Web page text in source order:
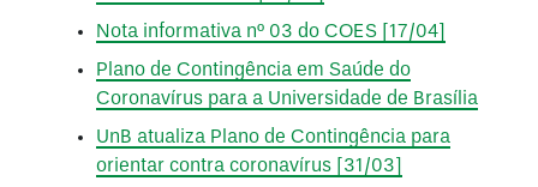
Nota informativa nº 03 do COES [17/04]
Plano de Contingência em Saúde do
Coronavírus para a Universidade de Brasília
UnB atualiza Plano de Contingência para
orientar contra coronavírus [31/03]